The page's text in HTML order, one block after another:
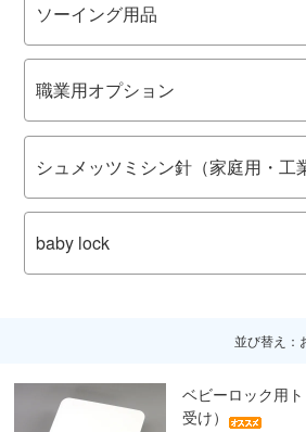
ソーイング用品
職業用オプション
シュメッツミシン針（家庭用・工
baby lock
並び替え：
ベビーロック用
受け）